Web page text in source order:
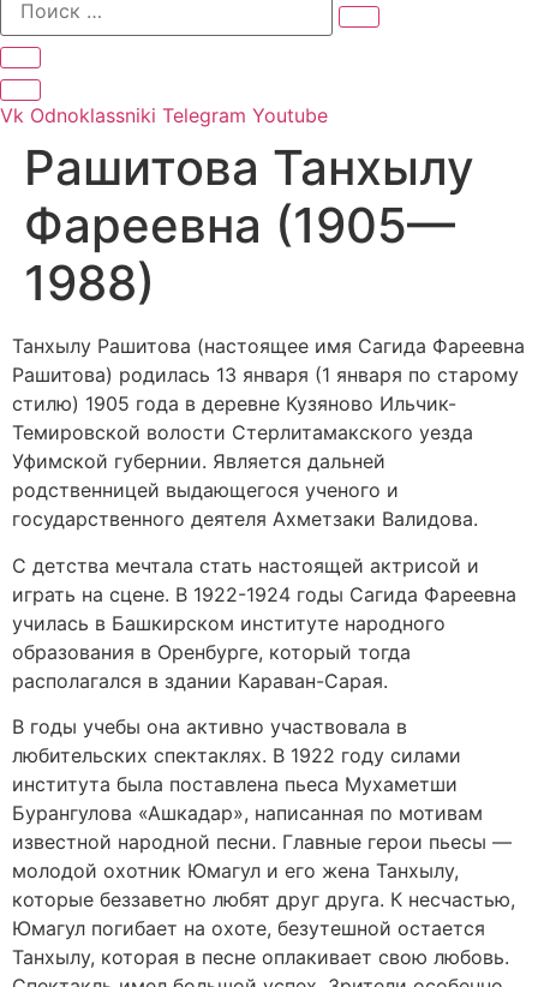
Vk Odnoklassniki Telegram Youtube
Рашитова Танхылу
Фареевна (1905—
1988)
Танхылу Рашитова (настоящее имя Сагида Фареевна
Рашитова) родилась 13 января (1 января по старому
стилю) 1905 года в деревне Кузяново Ильчик-
Темировской волости Стерлитамакского уезда
Уфимской губернии. Является дальней
родственницей выдающегося ученого и
государственного деятеля Ахметзаки Валидова.
С детства мечтала стать настоящей актрисой и
играть на сцене. В 1922-1924 годы Сагида Фареевна
училась в Башкирском институте народного
образования в Оренбурге, который тогда
располагался в здании Караван-Сарая.
В годы учебы она активно участвовала в
любительских спектаклях. В 1922 году силами
института была поставлена пьеса Мухаметши
Бурангулова «Ашкадар», написанная по мотивам
известной народной песни. Главные герои пьесы —
молодой охотник Юмагул и его жена Танхылу,
которые беззаветно любят друг друга. К несчастью,
Юмагул погибает на охоте, безутешной остается
Танхылу, которая в песне оплакивает свою любовь.